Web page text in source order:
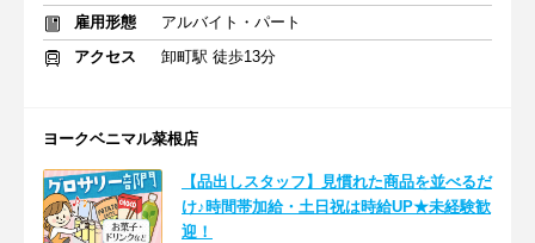
雇用形態
アルバイト・パート
アクセス
卸町駅 徒歩13分
ヨークベニマル菜根店
【品出しスタッフ】見慣れた商品を並べるだ
け♪時間帯加給・土日祝は時給UP★未経験歓
迎！